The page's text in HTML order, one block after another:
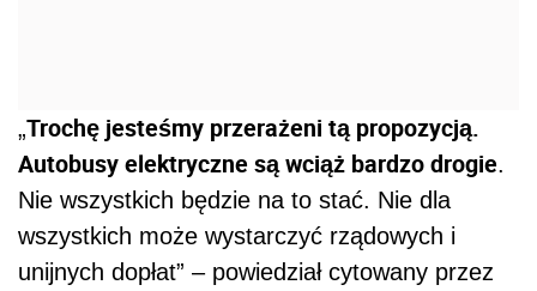
„Trochę jesteśmy przerażeni tą propozycją.
Autobusy elektryczne są wciąż bardzo drogie.
Nie wszystkich będzie na to stać. Nie dla
wszystkich może wystarczyć rządowych i
unijnych dopłat” – powiedział cytowany przez